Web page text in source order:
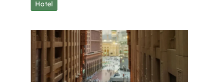
Hotel